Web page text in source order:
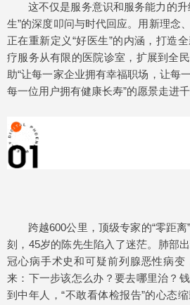
这不仅是服务意识和服务能力的
生”的深度叩问与时代回应。用新理念
正在重新定义“好医生”的内涵，打造
疗服务从有限的医院诊室，扩展到全
助“让每一家企业拥有幸福职场，让每
每一位用户拥有健康长寿”的愿景走进千
跨越600公里，顶级专家的“零距
刻，45岁的陈先生陷入了迷茫。肺部
冠心病手术史和可疑前列腺恶性病变
来：下一步该怎么办？要去哪里治？
到中年人，“不敢看体检报告”的心态